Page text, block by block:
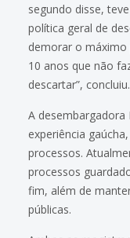
segundo disse,
política geral de
demorar o máximo
10 anos que não
descartar”, concluiu.
A
experiência
processos.
processos
fim, além de
públicas.